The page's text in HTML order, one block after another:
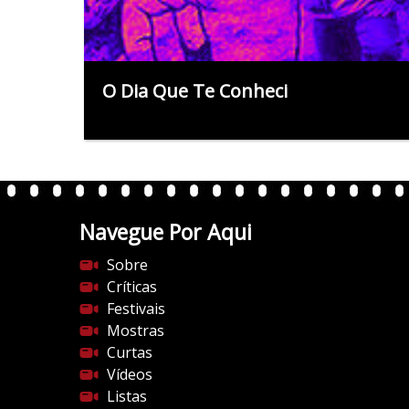
O Dia Que Te Conheci
Navegue Por Aqui
Sobre
Críticas
Festivais
Mostras
Curtas
Vídeos
Listas